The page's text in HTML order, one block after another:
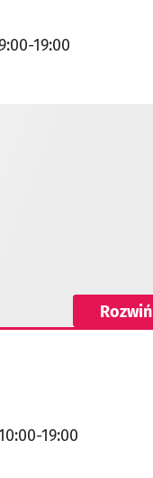
19:00
Rozwiń
19:00